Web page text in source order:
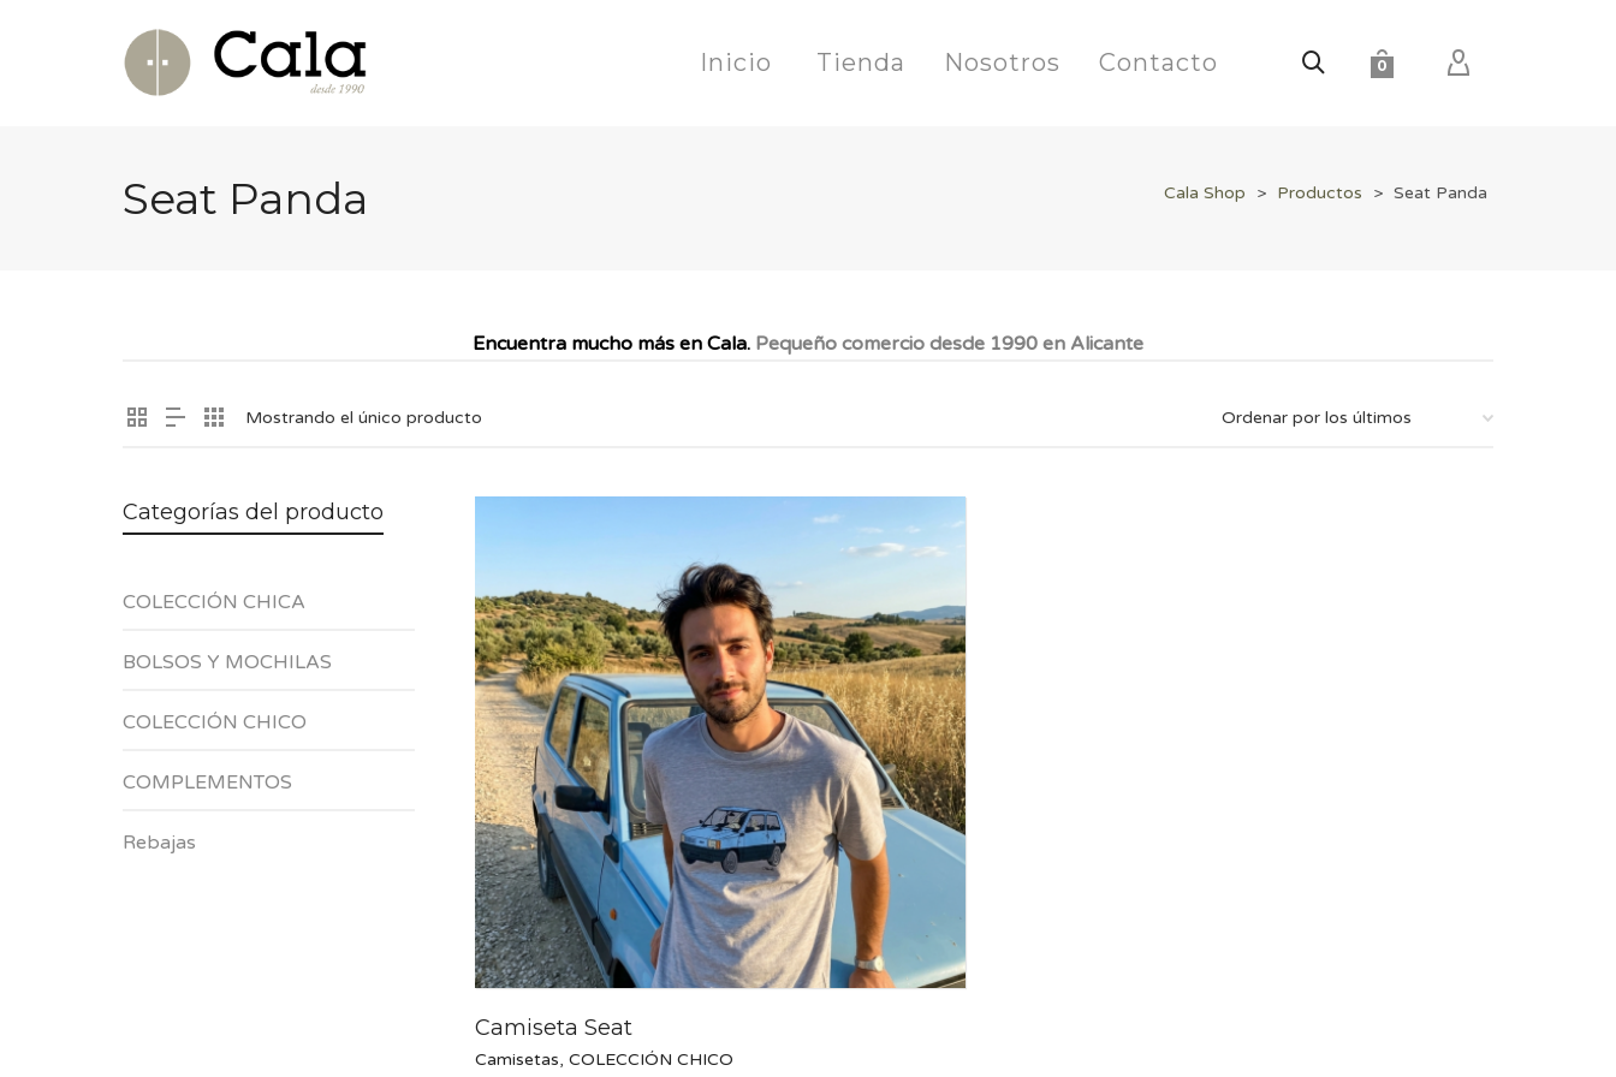
0
Inicio Tienda Nosotros Contacto
Seat Panda Cala Shop > Productos > Seat Panda
Encuentra mucho más en Cala. Pequeño comercio desde 1990 en Alicante
Mostrando el único producto
Camiseta Seat
Camisetas, COLECCIÓN CHICO
Categorías del producto
COLECCIÓN CHICA
BOLSOS Y MOCHILAS
COLECCIÓN CHICO
COMPLEMENTOS
Rebajas